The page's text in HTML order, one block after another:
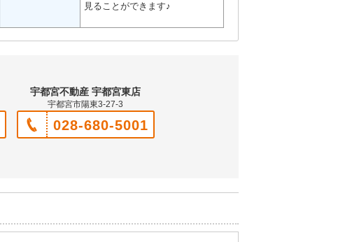
見ることができます♪
宇都宮不動産 宇都宮東店
宇都宮市陽東3-27-3
028-680-5001